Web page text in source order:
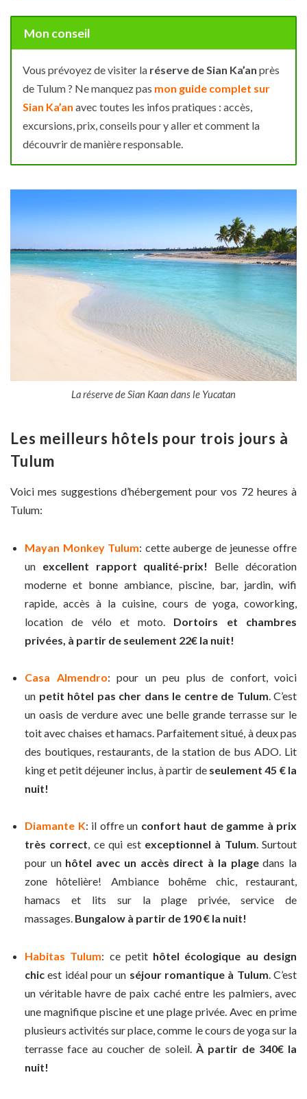
Mon conseil
Vous prévoyez de visiter la réserve de Sian Ka’an près
de Tulum ? Ne manquez pas mon guide complet sur
Sian Ka’an avec toutes les infos pratiques : accès,
excursions, prix, conseils pour y aller et comment la
découvrir de manière responsable.
La réserve de Sian Kaan dans le Yucatan
Les meilleurs hôtels pour trois jours à
Tulum
Voici mes suggestions d’hébergement pour vos 72 heures à
Tulum:
Mayan Monkey Tulum: cette auberge de jeunesse offre
un excellent rapport qualité-prix! Belle décoration
moderne et bonne ambiance, piscine, bar, jardin, wifi
rapide, accès à la cuisine, cours de yoga, coworking,
location de vélo et moto.
Dortoirs et chambres
privées, à partir de seulement 22€ la nuit!
Casa Almendro: pour un peu plus de confort, voici
un petit hôtel pas cher dans le centre de Tulum. C’est
un oasis de verdure avec une belle grande terrasse sur le
toit avec chaises et hamacs. Parfaitement situé, à deux pas
des boutiques, restaurants, de la station de bus ADO. Lit
king et petit déjeuner inclus, à partir de seulement 45 € la
nuit!
Diamante K: il offre un confort haut de gamme à prix
très correct, ce qui est exceptionnel à Tulum. Surtout
pour un hôtel avec un accès direct à la plagedans la
zone hôtelière! Ambiance bohême chic, restaurant,
hamacs et lits sur la plage privée, service de
massages. Bungalow à partir de 190 € la nuit!
Habitas Tulum: ce petit hôtel écologique au design
chic est idéal pour un séjour romantique à Tulum . C’est
un véritable havre de paix caché entre les palmiers, avec
une magnifique piscine et une plage privée. Avec en prime
plusieurs activités sur place, comme le cours de yoga sur la
terrasse face au coucher de soleil. À partir de 340€ la
nuit!